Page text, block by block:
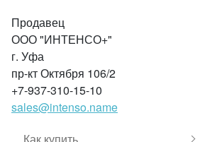
Продавец
ООО "ИНТЕНСО+"
г. Уфа
пр-кт Октября 106/2
+7-937-310-15-10
sales@intenso.name
Как купить